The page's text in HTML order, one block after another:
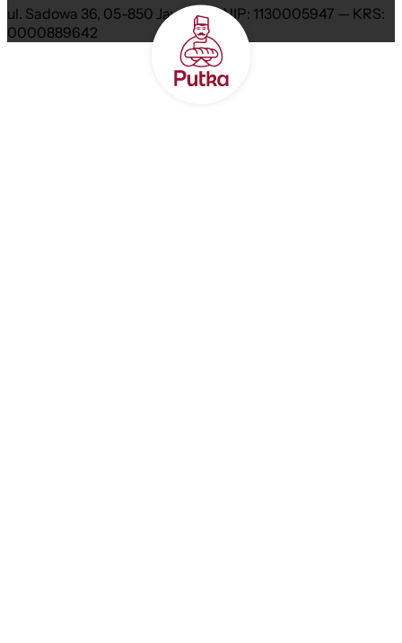
ul. Sadowa 36, 05-850 Jawczyce NIP: 1130005947 — KRS:
0000889642